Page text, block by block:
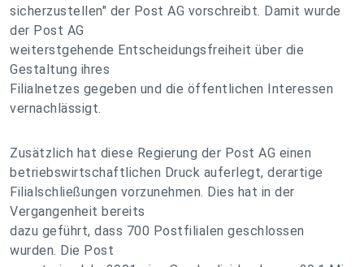
sicherzustellen" der Post AG vorschreibt. Damit wurde
der Post AG
weiterstgehende Entscheidungsfreiheit über die
Gestaltung ihres
Filialnetzes gegeben und die öffentlichen Interessen
vernachlässigt.
Zusätzlich hat diese Regierung der Post AG einen
betriebswirtschaftlichen Druck auferlegt, derartige
Filialschließungen vorzunehmen. Dies hat in der
Vergangenheit bereits
dazu geführt, dass 700 Postfilialen geschlossen
wurden. Die Post